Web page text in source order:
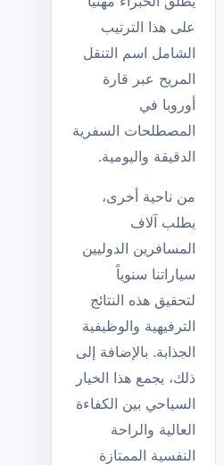
على هذا الترتيب
الشامل اسم التنقل
المريح عبر قارة
أوروبا في
المصطلحات السفرية
الدقيقة واليومية.
من ناحية أخرى،
يطلب آلاف
المسافرين الدوليين
سياراتنا سنوياً
لتحقيق هذه النتائج
الترفيهية والوظيفية
الجذابة. بالإضافة إلى
ذلك، يجمع هذا الخيار
السياحي بين الكفاءة
العالية والراحة
النفسية الممتازة